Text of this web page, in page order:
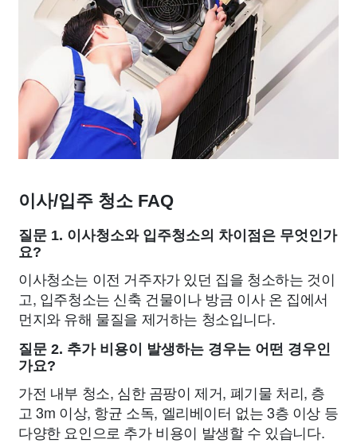
이사/입주 청소 FAQ
질문 1. 이사청소와 입주청소의 차이점은 무엇인가
요?
이사청소는 이전 거주자가 있던 집을 청소하는 것이
고, 입주청소는 신축 건물이나 방금 이사 온 집에서
먼지와 유해 물질을 제거하는 청소입니다.
질문 2. 추가 비용이 발생하는 경우는 어떤 경우인
가요?
가전 내부 청소, 심한 곰팡이 제거, 폐기물 처리, 층
고 3m 이상, 항균 소독, 엘리베이터 없는 3층 이상 등
다양한 요인으로 추가 비용이 발생할 수 있습니다.